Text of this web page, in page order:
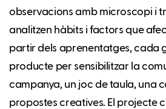
observacions amb microscopi i
analitzen hàbits i factors que
partir dels aprenentatges, cada
producte per sensibilitzar la
campanya, un joc de taula, una
propostes creatives. El projecte